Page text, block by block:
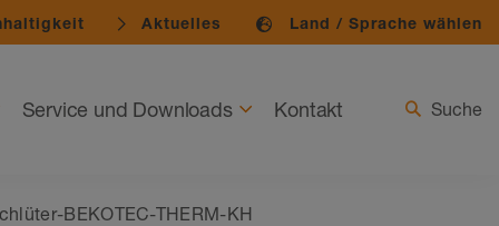
Aktuelles Land / Sprache wählen
Service und Downloads Kontakt Suche
BEKOTEC-THERM-KH